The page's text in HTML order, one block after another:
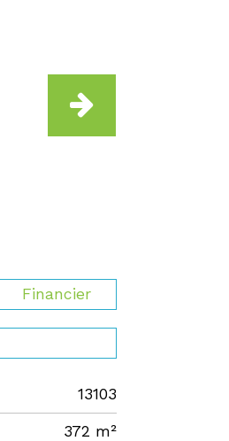
Financier
13103
372 m²